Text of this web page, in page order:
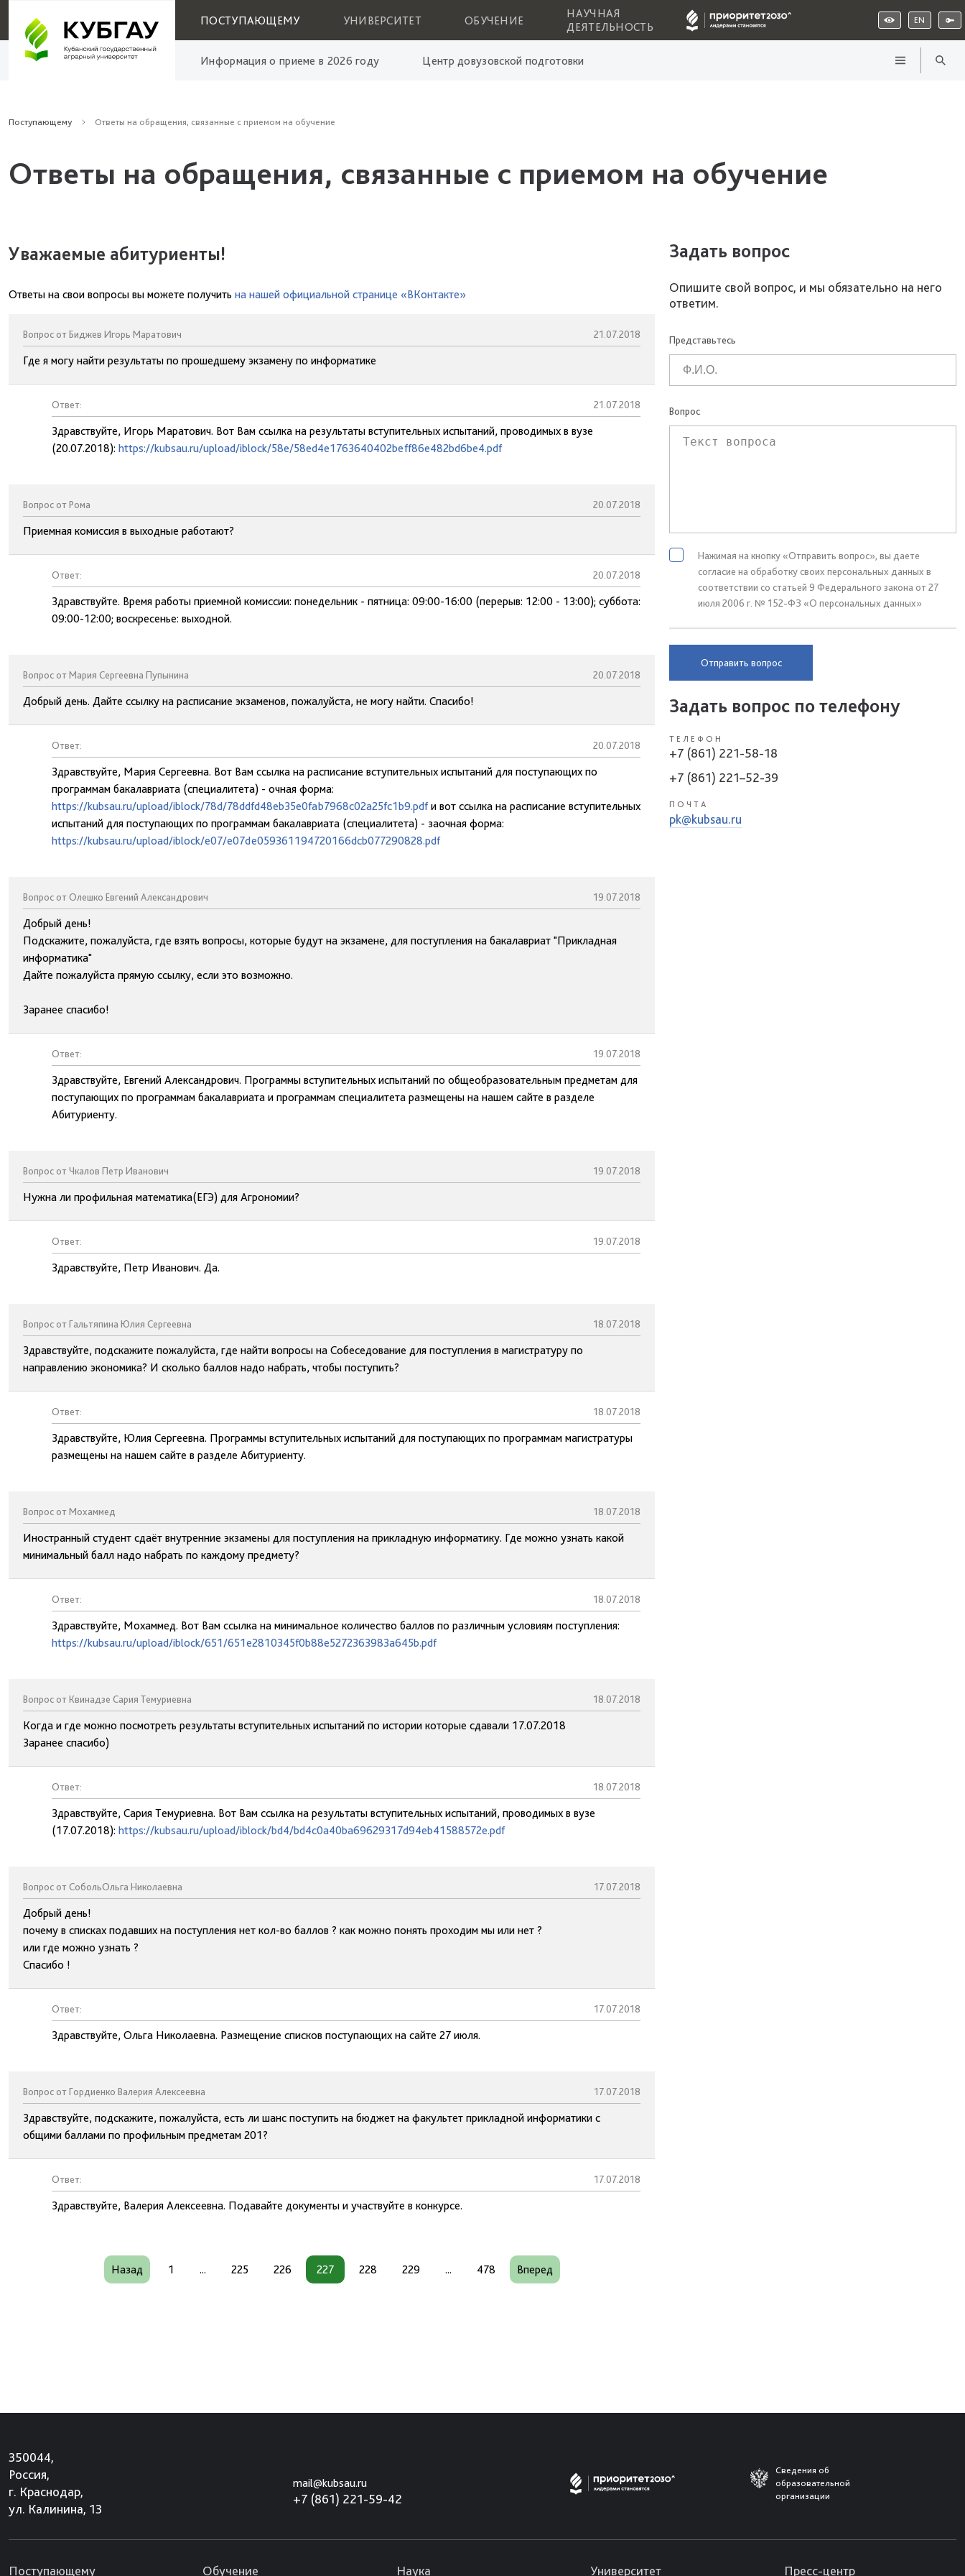
ПОСТУПАЮЩЕМУ УНИВЕРСИТЕТ ОБУЧЕНИЕ
НАУЧНАЯ
ДЕЯТЕЛЬНОСТЬ
EN
Информация о приеме в 2026 году Центр довузовской подготовки
Поступающему Ответы на обращения, связанные с приемом на обучение
Ответы на обращения, связанные с приемом на обучение
Уважаемые абитуриенты!
Ответы на свои вопросы вы можете получить на нашей официальной странице «ВКонтакте»
Вопрос от Биджев Игорь Маратович 21.07.2018
Где я могу найти результаты по прошедшему экзамену по информатике
Ответ: 21.07.2018
Здравствуйте, Игорь Маратович. Вот Вам ссылка на результаты вступительных испытаний, проводимых в вузе
(20.07.2018): https://kubsau.ru/upload/iblock/58e/58ed4e1763640402beff86e482bd6be4.pdf
Вопрос от Рома 20.07.2018
Приемная комиссия в выходные работают?
Ответ: 20.07.2018
Здравствуйте. Время работы приемной комиссии: понедельник - пятница: 09:00-16:00 (перерыв: 12:00 - 13:00); суббота:
09:00-12:00; воскресенье: выходной.
Вопрос от Мария Сергеевна Пупынина 20.07.2018
Добрый день. Дайте ссылку на расписание экзаменов, пожалуйста, не могу найти. Спасибо!
Ответ: 20.07.2018
Здравствуйте, Мария Сергеевна. Вот Вам ссылка на расписание вступительных испытаний для поступающих по
программам бакалавриата (специалитета) - очная форма:
https://kubsau.ru/upload/iblock/78d/78ddfd48eb35e0fab7968c02a25fc1b9.pdfи вот ссылка на расписание вступительных
испытаний для поступающих по программам бакалавриата (специалитета) - заочная форма:
https://kubsau.ru/upload/iblock/e07/e07de059361194720166dcb077290828.pdf
Вопрос от Олешко Евгений Александрович 19.07.2018
Добрый день!
Подскажите, пожалуйста, где взять вопросы, которые будут на экзамене, для поступления на бакалавриат "Прикладная
информатика"
Дайте пожалуйста прямую ссылку, если это возможно.
Заранее спасибо!
Ответ: 19.07.2018
Здравствуйте, Евгений Александрович. Программы вступительных испытаний по общеобразовательным предметам для
поступающих по программам бакалавриата и программам специалитета размещены на нашем сайте в разделе
Абитуриенту.
Вопрос от Чкалов Петр Иванович 19.07.2018
Нужна ли профильная математика(ЕГЭ) для Агрономии?
Ответ: 19.07.2018
Здравствуйте, Петр Иванович. Да.
Вопрос от Гальтяпина Юлия Сергеевна 18.07.2018
Здравствуйте, подскажите пожалуйста, где найти вопросы на Собеседование для поступления в магистратуру по
направлению экономика? И сколько баллов надо набрать, чтобы поступить?
Ответ: 18.07.2018
Здравствуйте, Юлия Сергеевна. Программы вступительных испытаний для поступающих по программам магистратуры
размещены на нашем сайте в разделе Абитуриенту.
Вопрос от Мохаммед 18.07.2018
Иностранный студент сдаёт внутренние экзамены для поступления на прикладную информатику. Где можно узнать какой
минимальный балл надо набрать по каждому предмету?
Ответ: 18.07.2018
Здравствуйте, Мохаммед. Вот Вам ссылка на минимальное количество баллов по различным условиям поступления:
https://kubsau.ru/upload/iblock/651/651e2810345f0b88e5272363983a645b.pdf
Вопрос от Квинадзе Сария Темуриевна 18.07.2018
Когда и где можно посмотреть результаты вступительных испытаний по истории которые сдавали 17.07.2018
Заранее спасибо)
Ответ: 18.07.2018
Здравствуйте, Сария Темуриевна. Вот Вам ссылка на результаты вступительных испытаний, проводимых в вузе
(17.07.2018): https://kubsau.ru/upload/iblock/bd4/bd4c0a40ba69629317d94eb41588572e.pdf
Вопрос от СобольОльга Николаевна 17.07.2018
Добрый день!
почему в списках подавших на поступления нет кол-во баллов ? как можно понять проходим мы или нет ?
или где можно узнать ?
Спасибо !
Ответ: 17.07.2018
Здравствуйте, Ольга Николаевна. Размещение списков поступающих на сайте 27 июля.
Вопрос от Гордиенко Валерия Алексеевна 17.07.2018
Здравствуйте, подскажите, пожалуйста, есть ли шанс поступить на бюджет на факультет прикладной информатики с
общими баллами по профильным предметам 201?
Ответ: 17.07.2018
Здравствуйте, Валерия Алексеевна. Подавайте документы и участвуйте в конкурсе.
Назад 1 ... 225 226 227 228 229 ... 478 Вперед
Задать вопрос
Опишите свой вопрос, и мы обязательно на него
ответим.
Представьтесь
Вопрос
Нажимая на кнопку «Отправить вопрос», вы даете
согласие на обработку своих персональных данных в
соответствии со статьей 9 Федерального закона от 27
июля 2006 г. № 152-ФЗ «О персональных данных»
Отправить вопрос
Задать вопрос по телефону
ТЕЛЕФОН
+7 (861) 221-58-18
+7 (861) 221–52-39
ПОЧТА
pk@kubsau.ru
350044,
Россия,
г. Краснодар,
ул. Калинина, 13
mail@kubsau.ru
+7 (861) 221-59-42
Сведения об
образовательной
организации
Поступающему Обучение Наука Университет Пресс-центр